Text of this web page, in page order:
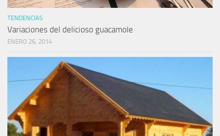
TENDENCIAS
Variaciones del delicioso guacamole
ENERO 26, 2014